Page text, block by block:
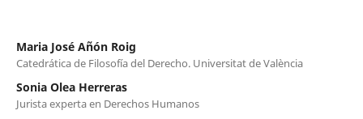
Maria José Añón Roig
Catedrática de Filosofía del Derecho. Universitat de València
Sonia Olea Herreras
Jurista experta en Derechos Humanos